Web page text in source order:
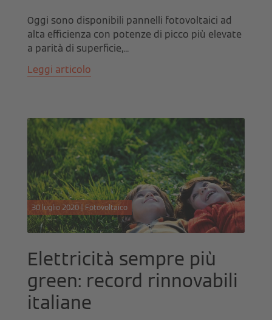
Oggi sono disponibili pannelli fotovoltaici ad
alta efficienza con potenze di picco più elevate
a parità di superficie,...
Leggi articolo
30 luglio 2020 | Fotovoltaico
Elettricità sempre più
green: record rinnovabili
italiane